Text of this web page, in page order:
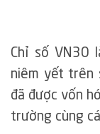
Chỉ số VN30
niêm yết trên
đã được vốn
trường cùng